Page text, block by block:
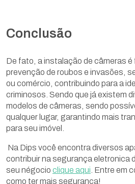
Conclusão
De fato, a instalação de câmeras é
prevenção de roubos e invasões,
ou comércio, contribuindo para a
criminosos. Sendo que já existem
modelos de câmeras, sendo
qualquer lugar, garantindo mais
para seu imóvel.
Na Dips você encontra diversos
contribuir na segurança eletronica
seu négocio clique aqui . Entre em
como ter mais segurança!